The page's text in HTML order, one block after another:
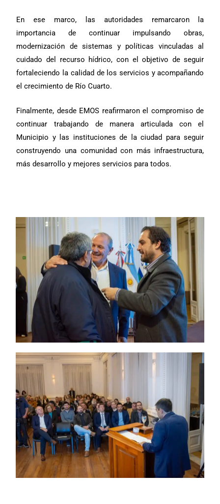
En ese marco, las autoridades remarcaron la
importancia de continuar impulsando obras,
modernización de sistemas y políticas vinculadas al
cuidado del recurso hídrico, con el objetivo de seguir
fortaleciendo la calidad de los servicios y acompañando
el crecimiento de Río Cuarto.
Finalmente, desde EMOS reafirmaron el compromiso de
continuar trabajando de manera articulada con el
Municipio y las instituciones de la ciudad para seguir
construyendo una comunidad con más infraestructura,
más desarrollo y mejores servicios para todos.